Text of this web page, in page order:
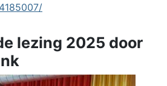
lezing 2025 door